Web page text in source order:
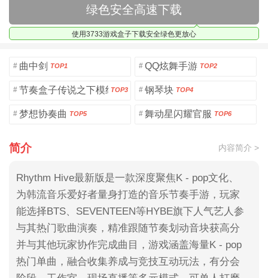
绿色安全高速下载
使用3733游戏盒子下载安全绿色更放心
# 曲中剑 TOP1 # QQ炫舞手游 TOP2
# 节奏盒子传说之下模组TOP3 # 钢琴块 TOP4
# 梦想协奏曲 TOP5 # 舞动星闪耀官服 TOP6
简介 内容简介 >
Rhythm Hive最新版是一款深度聚焦K - pop文化、
为韩流音乐爱好者量身打造的音乐节奏手游，玩家
能选择BTS、SEVENTEEN等HYBE旗下人气艺人参
与其热门歌曲演奏，精准跟随节奏划动音块获高分
并与其他玩家协作完成曲目，游戏涵盖海量K - pop
热门单曲，融合收集养成与竞技互动玩法，有分会